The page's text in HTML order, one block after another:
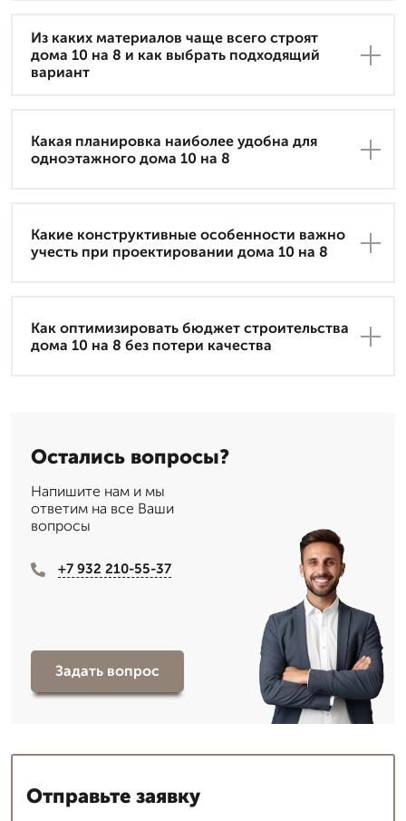
Из каких материалов чаще всего строят
дома 10 на 8 и как выбрать подходящий
вариант
Какая планировка наиболее удобна для
одноэтажного дома 10 на 8
Какие конструктивные особенности важно
учесть при проектировании дома 10 на 8
Как оптимизировать бюджет строительства
дома 10 на 8 без потери качества
Остались вопросы?
Напишите нам и мы
ответим на все Ваши
вопросы
+7 932 210-55-37
Задать вопрос
Отправьте заявку